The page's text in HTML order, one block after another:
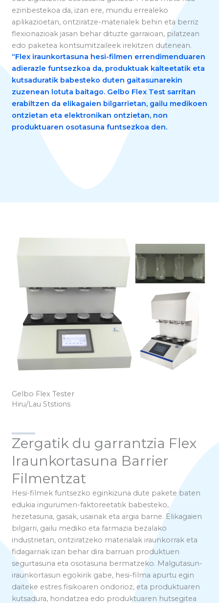
ezinbestekoa da, izan ere, mundu errealeko
aplikazioetan, ontziratze-materialek behin eta berriz
flexionazioak jasan behar dituzte garraioan, pilatzean
edo paketea kontsumitzaileek irekitzen dutenean.
“Flex iraunkortasuna hesi-filmen errendimenduaren
adierazle funtsezkoa da, produktuak kalteetatik eta
kutsaduratik babesteko duten gaitasunarekin
zuzenean lotuta baitago. Gelbo Flex Test sarritan
erabiltzen da elikagaien bilgarrietan, gailu medikoen
ontzietan eta elektronikan ontzietan, non
produktuaren osotasuna funtsezkoa den.
Gelbo Flex Tester
Hiru/Lau Ststions
Zergatik du garrantzia Flex
Iraunkortasuna Barrier
Filmentzat
Hesi-filmek funtsezko eginkizuna dute pakete baten
edukia ingurumen-faktoreetatik babesteko,
hezetasuna, gasak, usainak eta argia barne. Elikagaien
bilgarri, gailu mediko eta farmazia bezalako
industrietan, ontziratzeko materialak iraunkorrak eta
fidagarriak izan behar dira barruan produktuen
segurtasuna eta osotasuna bermatzeko. Malgutasun-
iraunkortasun egokirik gabe, hesi-filma apurtu egin
daiteke estres fisikoaren ondorioz, eta produktuaren
kutsadura, hondatzea edo produktuaren hutsegitea